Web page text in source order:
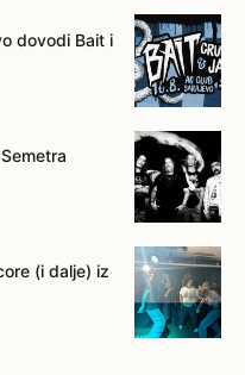
dovodi Bait i
(i dalje) iz